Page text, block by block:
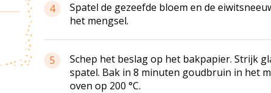
4
Spatel de gezeefde bloem en de
het mengsel.
5
Schep het beslag op het bakpapier. Strijk
spatel. Bak in 8 minuten goudbruin in het
oven op 200 °C.